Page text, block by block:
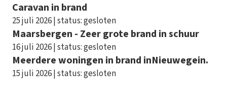
Caravan in brand
25 juli 2026 | status: gesloten
Maarsbergen - Zeer grote brand in schuur
16 juli 2026 | status: gesloten
Meerdere woningen in brand inNieuwegein.
15 juli 2026 | status: gesloten